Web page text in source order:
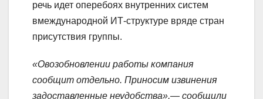
речь идет оперебоях внутренних систем
вмеждународной ИТ-структуре вряде стран
присутствия группы.
«Овозобновлении работы компания
сообщит отдельно. Приносим извинения
задоставленные неудобства»,— сообщили